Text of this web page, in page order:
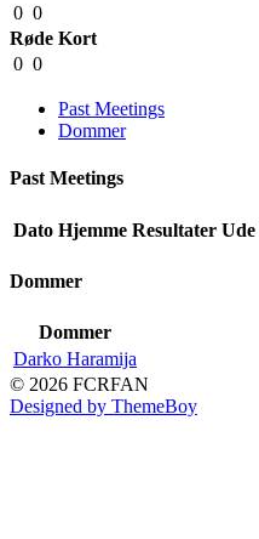
0 0
Røde Kort
0 0
Past Meetings
Dommer
Past Meetings
Dato Hjemme Resultater Ude
Dommer
Dommer
Darko Haramija
© 2026 FCRFAN
Designed by ThemeBoy